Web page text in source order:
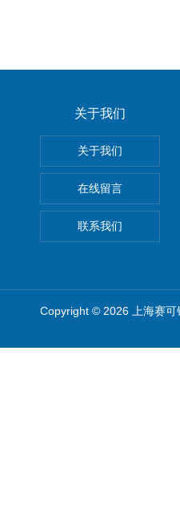
关于我们
关于我们
在线留言
联系我们
Copyright © 2026 上海赛可